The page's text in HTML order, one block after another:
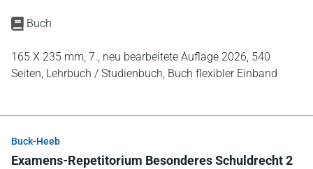
Buch
165 X 235 mm, 7., neu bearbeitete Auflage 2026, 540
Seiten, Lehrbuch / Studienbuch, Buch flexibler Einband
Buck-Heeb
Examens-Repetitorium Besonderes Schuldrecht 2